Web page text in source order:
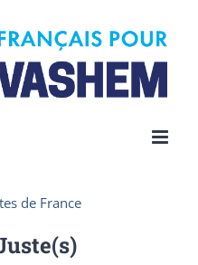
de France